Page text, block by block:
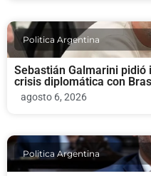
Politica Argentina
Sebastián Galmarini
crisis diplomática con
agosto 6, 2026
Politica Argentina